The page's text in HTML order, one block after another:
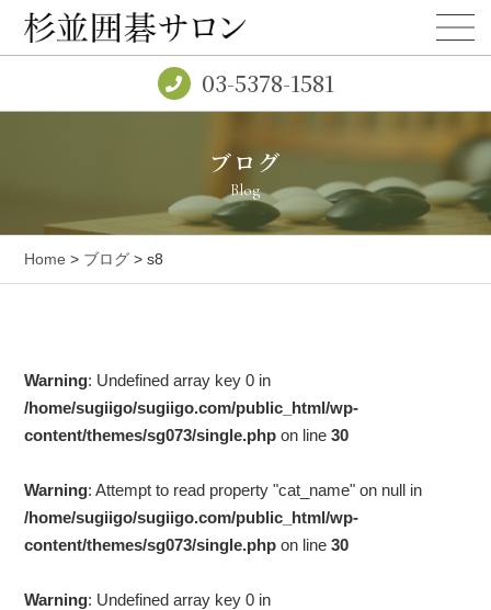
03-5378-1581
ブログ
Blog
Home > ブログ > s8
Warning: Undefined array key 0 in
/home/sugiigo/sugiigo.com/public_html/wp-
content/themes/sg073/single.php on line30
Warning: Attempt to read property "cat_name" on null in
/home/sugiigo/sugiigo.com/public_html/wp-
content/themes/sg073/single.php on line30
Warning: Undefined array key 0 in